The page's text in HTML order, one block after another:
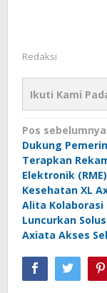
Redaksi
Ikuti Kami
Navigasi
pos
Pos sebelumnya
Dukung
Terapkan
Elektronik
Kesehatan XL
Alita Kolaborasi
Luncurkan
Axiata Akses